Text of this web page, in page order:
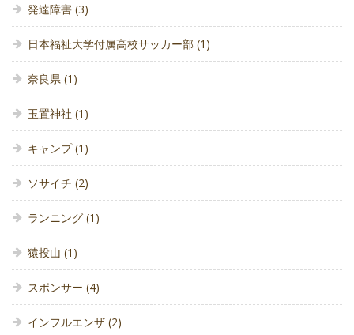
発達障害 (3)
日本福祉大学付属高校サッカー部 (1)
奈良県 (1)
玉置神社 (1)
キャンプ(1)
ソサイチ (2)
ランニング (1)
猿投山 (1)
スポンサー (4)
インフルエンザ (2)